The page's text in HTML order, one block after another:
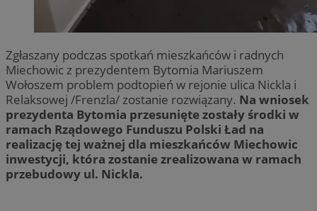
Zgłaszany podczas spotkań mieszkańców i radnych
Miechowic z prezydentem Bytomia Mariuszem
Wołoszem problem podtopień w rejonie ulica Nickla i
Relaksowej /Frenzla/ zostanie rozwiązany. Na wniosek
prezydenta Bytomia przesunięte zostały środki w
ramach Rządowego Funduszu Polski Ład na
realizację tej ważnej dla mieszkańców Miechowic
inwestycji, która zostanie zrealizowana w ramach
przebudowy ul. Nickla.